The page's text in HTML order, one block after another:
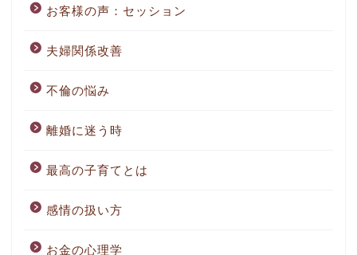
お客様の声：セッション
夫婦関係改善
不倫の悩み
離婚に迷う時
最高の子育てとは
感情の扱い方
お金の心理学